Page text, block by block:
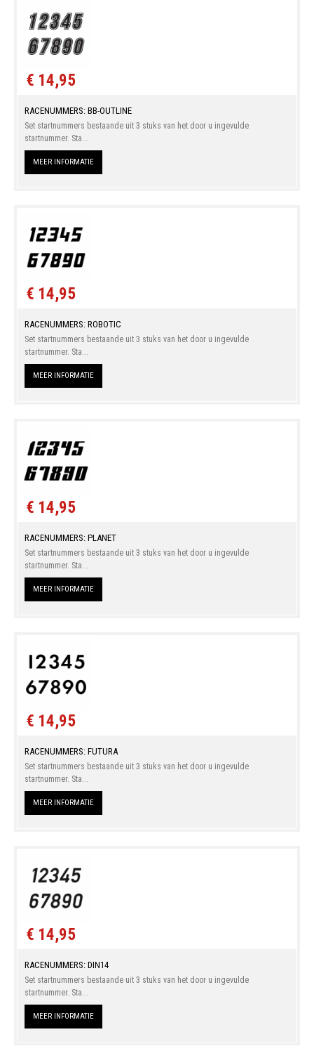
€ 14,95
RACENUMMERS: BB-OUTLINE
Set startnummers bestaande uit 3 stuks van het door u ingevulde
startnummer. Sta...
MEER INFORMATIE
€ 14,95
RACENUMMERS: ROBOTIC
Set startnummers bestaande uit 3 stuks van het door u ingevulde
startnummer. Sta...
MEER INFORMATIE
€ 14,95
RACENUMMERS: PLANET
Set startnummers bestaande uit 3 stuks van het door u ingevulde
startnummer. Sta...
MEER INFORMATIE
€ 14,95
RACENUMMERS: FUTURA
Set startnummers bestaande uit 3 stuks van het door u ingevulde
startnummer. Sta...
MEER INFORMATIE
€ 14,95
RACENUMMERS: DIN14
Set startnummers bestaande uit 3 stuks van het door u ingevulde
startnummer. Sta...
MEER INFORMATIE